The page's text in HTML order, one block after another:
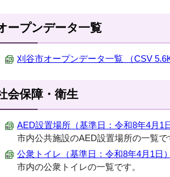
ープンデータ一覧
刈谷市オープンデータ一覧 （CSV
会保障・衛生
AED設置場所（基準日：令和8年4月1
市内公共施設のAED設置場所の一覧で
公衆トイレ（基準日：令和8年4月1日
市内の公衆トイレの一覧です。